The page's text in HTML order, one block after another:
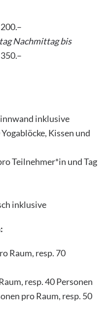
Nachmittag bis
inklusive
Kissen und
Teilnehmer*in und Tag
inklusive
Raum, resp. 70
resp. 40 Personen
pro Raum, resp. 50